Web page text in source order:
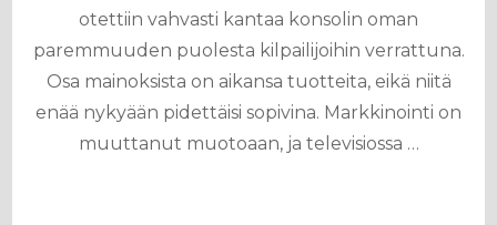
otettiin vahvasti kantaa konsolin oman
paremmuuden puolesta kilpailijoihin verrattuna.
Osa mainoksista on aikansa tuotteita, eikä niitä
enää nykyään pidettäisi sopivina. Markkinointi on
muuttanut muotoaan, ja televisiossa …